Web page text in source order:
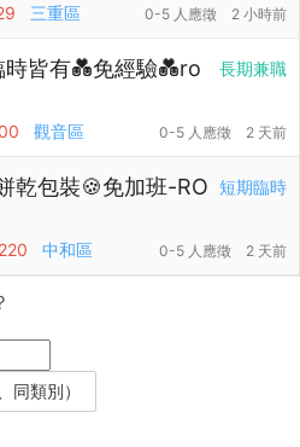
三重區 0-5 人應徵 2 小時前
長期兼職
時皆有💑免經驗💑ro
觀音區 0-5 人應徵 2 天前
短期臨時
乾包裝🍪免加班-RO
中和區 0-5 人應徵 2 天前